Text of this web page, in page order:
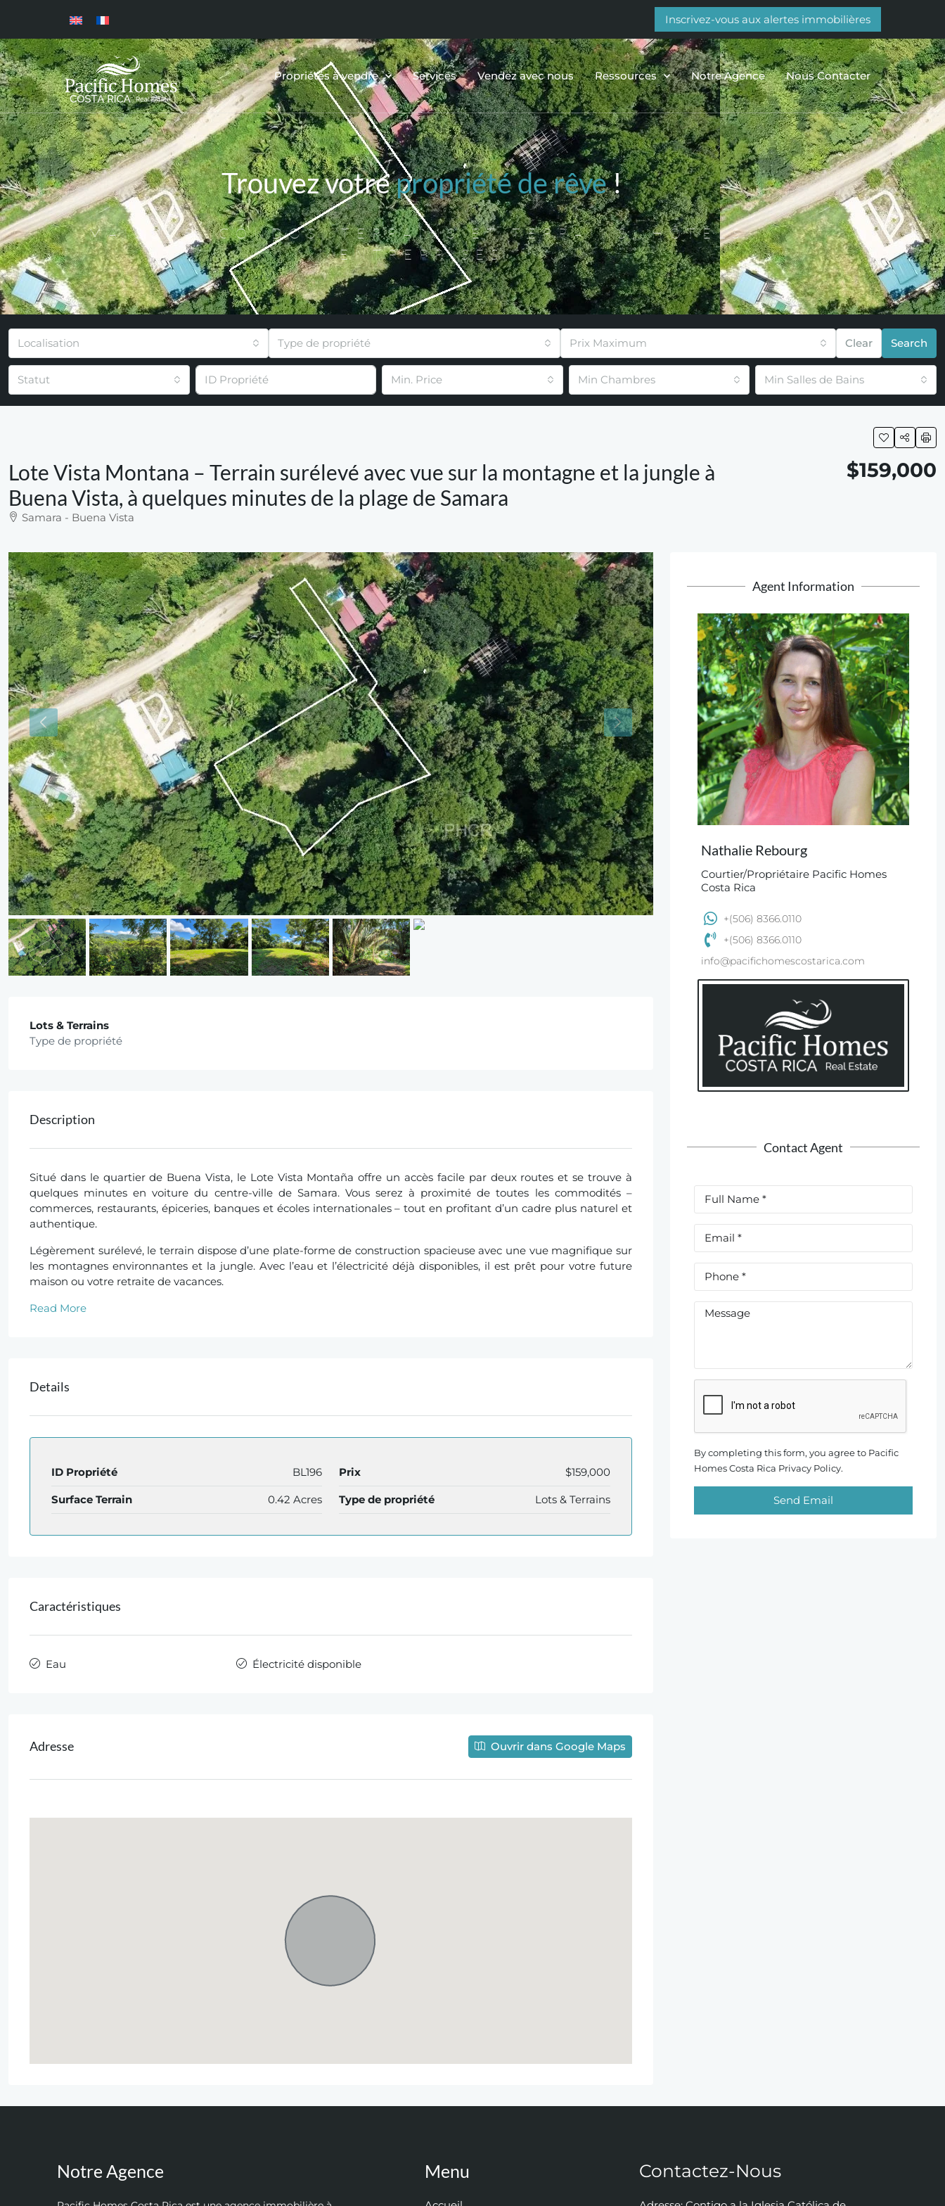
Inscrivez-vous aux alertes immobilières
Propriétés à vendre Services Vendez avec nous Ressources Notre Agence Nous Contacter
Trouvez votrepropriété de rêve!
MAISONS, CONDOS, TERRAINS ET TERRAINS, HÔTELS,
ENTREPRISES
Localisation Type de propriété Prix Maximum Clear Search
Statut Min. Price Min Chambres Min Salles de Bains
Lote Vista Montana – Terrain surélevé avec vue sur la montagne et la jungle à
Buena Vista, à quelques minutes de la plage de Samara
Samara - Buena Vista
$159,000
Lots & Terrains
Type de propriété
Description
Situé dans le quartier de Buena Vista, le Lote Vista Montaña offre un accès facile par deux routes et se trouve à
quelques minutes en voiture du centre-ville de Samara. Vous serez à proximité de toutes les commodités –
commerces, restaurants, épiceries, banques et écoles internationales – tout en profitant d’un cadre plus naturel et
authentique.
Légèrement surélevé, le terrain dispose d’une plate-forme de construction spacieuse avec une vue magnifique sur
les montagnes environnantes et la jungle. Avec l’eau et l’électricité déjà disponibles, il est prêt pour votre future
maison ou votre retraite de vacances.
Read More
Details
ID Propriété BL196 Prix $159,000
Surface Terrain 0.42 Acres Type de propriété Lots & Terrains
Caractéristiques
Eau Électricité disponible
Adresse Ouvrir dans Google Maps
Agent Information
Nathalie Rebourg
Courtier/Propriétaire Pacific Homes
Costa Rica
+(506) 8366.0110
+(506) 8366.0110
info@pacifichomescostarica.com
Contact Agent
By completing this form, you agree to Pacific
Homes Costa Rica Privacy Policy.
Send Email
Notre Agence Menu Contactez-Nous